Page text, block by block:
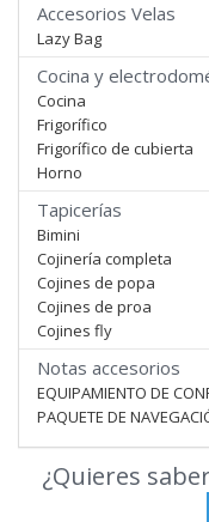
Accesorios Velas
Lazy Bag
Cocina y
Cocina
Frigorífico
Frigorífico de cubierta
Horno
Tapicerías
Bimini
Cojinería completa
Cojines de popa
Cojines de proa
Cojines fly
Notas accesorios
EQUIPAMIENTO DE
PAQUETE DE
¿Quieres